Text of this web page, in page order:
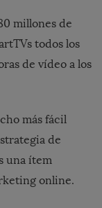
millones de
todos los
de vídeo a los
más fácil
de
una ítem
online.